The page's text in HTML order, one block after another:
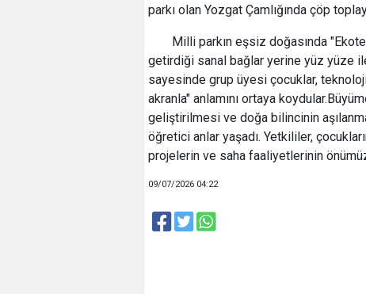
parkı olan Yozgat Çamlığında çöp
Milli parkın eşsiz doğasında
getirdiği sanal bağlar yerine yüz yüze
sayesinde grup üyesi çocuklar,
akranla" anlamını ortaya
geliştirilmesi ve doğa bilincinin
öğretici anlar yaşadı. Yetkililer,
projelerin ve saha faaliyetlerinin
09/07/2026 04:22